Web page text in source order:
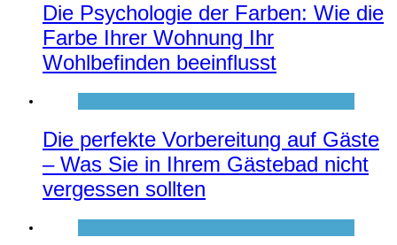
Die Psychologie der Farben: Wie die
Farbe Ihrer Wohnung Ihr
Wohlbefinden beeinflusst
Die perfekte Vorbereitung auf Gäste
– Was Sie in Ihrem Gästebad nicht
vergessen sollten